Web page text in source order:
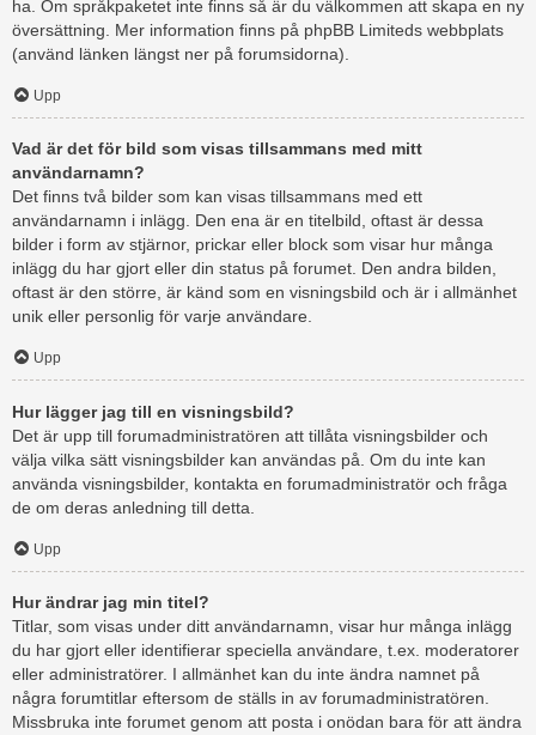
ha. Om språkpaketet inte finns så är du välkommen att skapa en ny
översättning. Mer information finns på phpBB Limiteds webbplats
(använd länken längst ner på forumsidorna).
Upp
Vad är det för bild som visas tillsammans med mitt
användarnamn?
Det finns två bilder som kan visas tillsammans med ett
användarnamn i inlägg. Den ena är en titelbild, oftast är dessa
bilder i form av stjärnor, prickar eller block som visar hur många
inlägg du har gjort eller din status på forumet. Den andra bilden,
oftast är den större, är känd som en visningsbild och är i allmänhet
unik eller personlig för varje användare.
Upp
Hur lägger jag till en visningsbild?
Det är upp till forumadministratören att tillåta visningsbilder och
välja vilka sätt visningsbilder kan användas på. Om du inte kan
använda visningsbilder, kontakta en forumadministratör och fråga
de om deras anledning till detta.
Upp
Hur ändrar jag min titel?
Titlar, som visas under ditt användarnamn, visar hur många inlägg
du har gjort eller identifierar speciella användare, t.ex. moderatorer
eller administratörer. I allmänhet kan du inte ändra namnet på
några forumtitlar eftersom de ställs in av forumadministratören.
Missbruka inte forumet genom att posta i onödan bara för att ändra